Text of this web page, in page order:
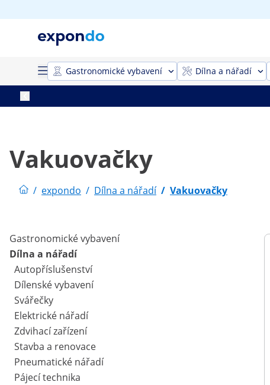
Gastronomické vybavení Dílna a nářadí
Vakuovačky
/ expondo / Dílna a nářadí / Vakuovačky
Gastronomické vybavení
Dílna a nářadí
Autopříslušenství
Dílenské vybavení
Svářečky
Elektrické nářadí
Zdvihací zařízení
Stavba a renovace
Pneumatické nářadí
Pájecí technika